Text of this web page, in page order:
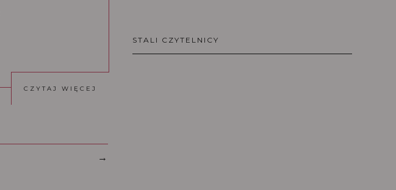
CZYTAJ WIĘCEJ
→
STALI CZYTELNICY